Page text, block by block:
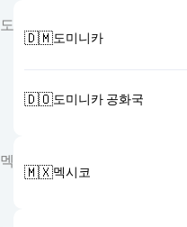
도
🇩🇲도미니카
🇩🇴도미니카 공화국
멕
🇲🇽멕시코